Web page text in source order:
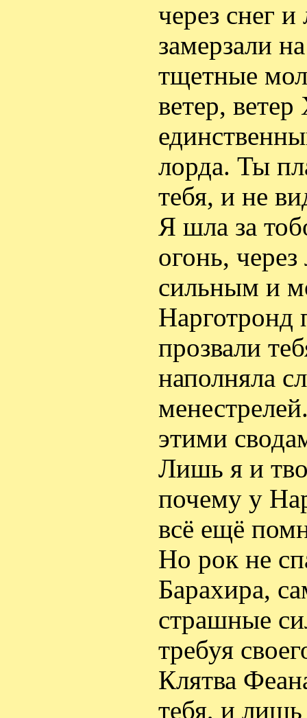
через снег
замерзали
тщетные
ветер, ветер
лорда. Ты
тебя, и не
Я шла за
огонь,
сильным и
Нарготронд
прозвали
наполняла
этими
Лишь я и
почему у
всё ещё
Но рок не
Барахира,
страшные
требуя
Клятва
тебя, и лишь